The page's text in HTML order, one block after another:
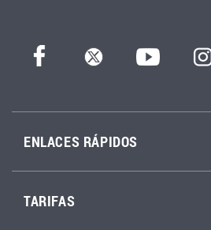
ENLACES RÁPIDOS
TARIFAS